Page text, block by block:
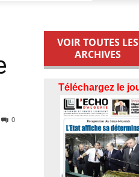
0
VOIR TOUTES LES
ARCHIVES